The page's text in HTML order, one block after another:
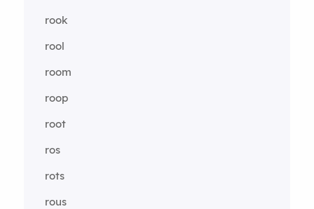
rook
rool
room
roop
root
ros
rots
rous